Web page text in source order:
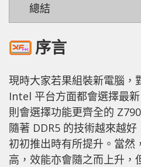
總結
序言
現時大家若果組裝新電腦，
Intel 平台方面都會選擇最
則會選擇功能更齊全的
隨著 DDR5 的技術越來越
初初推出時有所提升。當然
高，效能亦會隨之而上升，